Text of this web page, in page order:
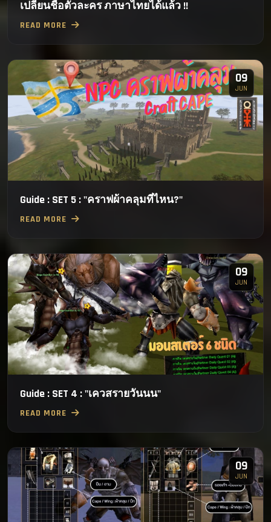
เปลี่ยนชื่อตัวละคร ภาษาไทยได้แล้ว !!
READ MORE
09
JUN
Guide : SET 5 : "คราฟผ้าคลุมที่ไหน?"
READ MORE
09
JUN
Guide : SET 4 : "เควสรายวันนน"
READ MORE
09
JUN